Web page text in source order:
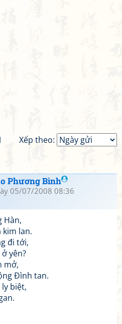
Xếp theo:
Phương Bình
05/07/2008 08:36
Hàn,
lan.
đi tới,
yên?
mở,
Đình tan.
biệt,